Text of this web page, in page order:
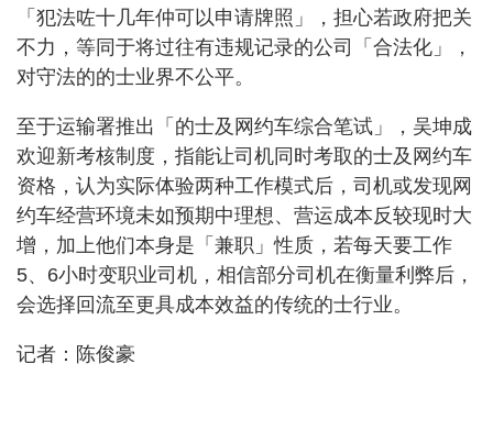
「犯法咗十几年仲可以申请牌照」，担心若政府把关
不力，等同于将过往有违规记录的公司「合法化」，
对守法的的士业界不公平。
至于运输署推出「的士及网约车综合笔试」，吴坤成
欢迎新考核制度，指能让司机同时考取的士及网约车
资格，认为实际体验两种工作模式后，司机或发现网
约车经营环境未如预期中理想、营运成本反较现时大
增，加上他们本身是「兼职」性质，若每天要工作
5、6小时变职业司机，相信部分司机在衡量利弊后，
会选择回流至更具成本效益的传统的士行业。
记者：陈俊豪